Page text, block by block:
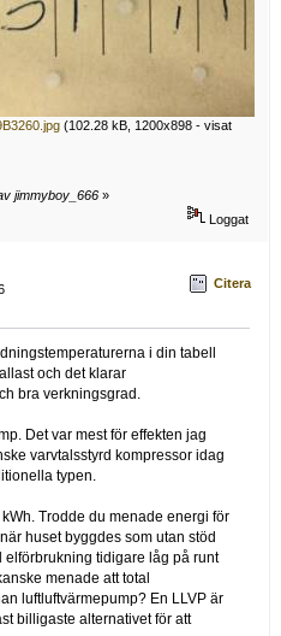
(102.28 kB, 1200x898 - visat
jimmyboy_666 »
Loggat
Citera
i din tabell
och det klarar
bra verkningsgrad.
Det var mest för effekten jag
varvtalsstyrd kompressor idag
typen.
Trodde du menade energi för
huset byggdes som utan stöd
elförbrukning tidigare låg på runt
menade att total
luftluftvärmepump? En LLVP är
billigaste alternativet för att